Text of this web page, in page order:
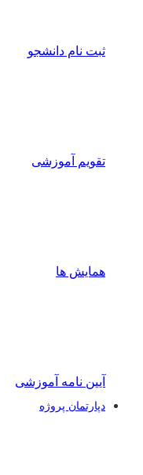
ثبت نام دانشجو
تقویم آموزشی
همایش ها
آیین نامه آموزشی
دپارتمان پروژه